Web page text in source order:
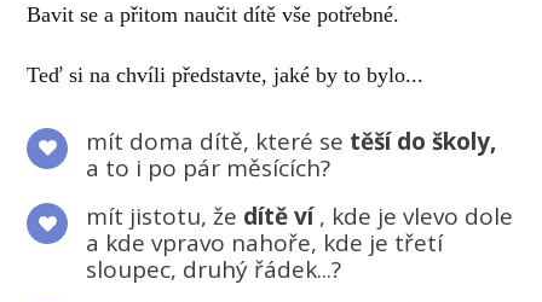
Bavit se a přitom naučit dítě vše potřebné.
Teď si na chvíli představte, jaké by to bylo...
mít doma dítě, které se těší do školy,
a to i po pár měsících?
mít jistotu, že dítě ví, kde je vlevo dole
a kde vpravo nahoře, kde je třetí
sloupec, druhý řádek...?